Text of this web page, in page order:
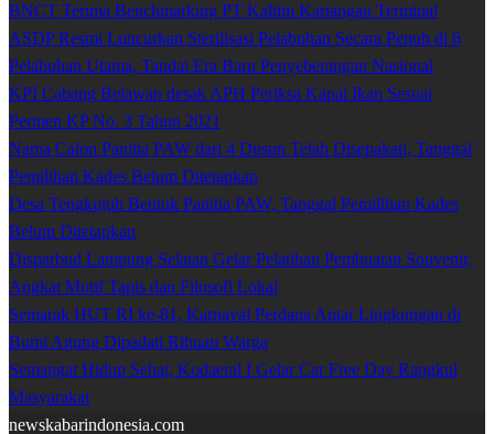
BNCT Terima Benchmarking PT Kaltim Kariangau Terminal
ASDP Resmi Luncurkan Sterilisasi Pelabuhan Secara Penuh di 6
Pelabuhan Utama, Tandai Era Baru Penyeberangan Nasional
KPI Cabang Belawan desak APH Periksa Kapal Ikan Sesuai
Permen KP No. 3 Tahun 2021
Nama Calon Panitia PAW dari 4 Dusun Telah Disepakati, Tanggal
Pemilihan Kades Belum Ditetapkan
Desa Tengkujuh Bentuk Panitia PAW, Tanggal Pemilihan Kades
Belum Ditetapkan
Disparbud Lampung Selatan Gelar Pelatihan Pembuatan Souvenir,
Angkat Motif Tapis dan Filosofi Lokal
Semarak HUT RI ke-81, Karnaval Perdana Antar Lingkungan di
Bumi Agung Dipadati Ribuan Warga
Semangat Hidup Sehat, Kodaeral I Gelar Car Free Day Rangkul
Masyarakat
newskabarindonesia.com